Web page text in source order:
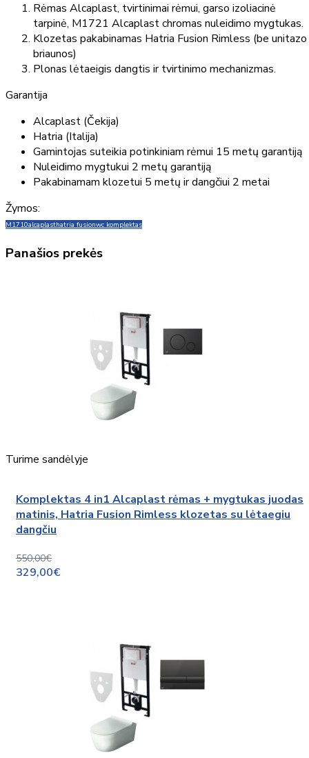
Rėmas Alcaplast, tvirtinimai rėmui, garso izoliacinė
tarpinė, M1721 Alcaplast chromas nuleidimo mygtukas.
Klozetas pakabinamas Hatria Fusion Rimless (be unitazo
briaunos)
Plonas lėtaeigis dangtis ir tvirtinimo mechanizmas.
Garantija
Alcaplast (Čekija)
Hatria (Italija)
Gamintojas suteikia potinkiniam rėmui 15 metų garantiją
Nuleidimo mygtukui 2 metų garantiją
Pakabinamam klozetui 5 metų ir dangčiui 2 metai
Žymos:
M1710alcaplasthatria fusionwc komplektas
Panašios prekės
Turime sandėlyje
Komplektas 4 in1 Alcaplast rėmas + mygtukas juodas
matinis, Hatria Fusion Rimless klozetas su lėtaegiu
dangčiu
550,00€
329,00€